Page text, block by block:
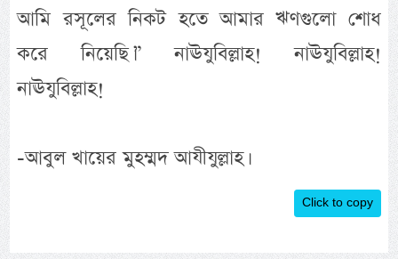
আমি রসূলের নিকট হতে আমার ঋণগুলো শোধ
করে নিয়েছি।” নাঊযুবিল্লাহ! নাঊযুবিল্লাহ!
নাঊযুবিল্লাহ!
-আবুল খায়ের মুহম্মদ আযীযুল্লাহ।
Click to copy